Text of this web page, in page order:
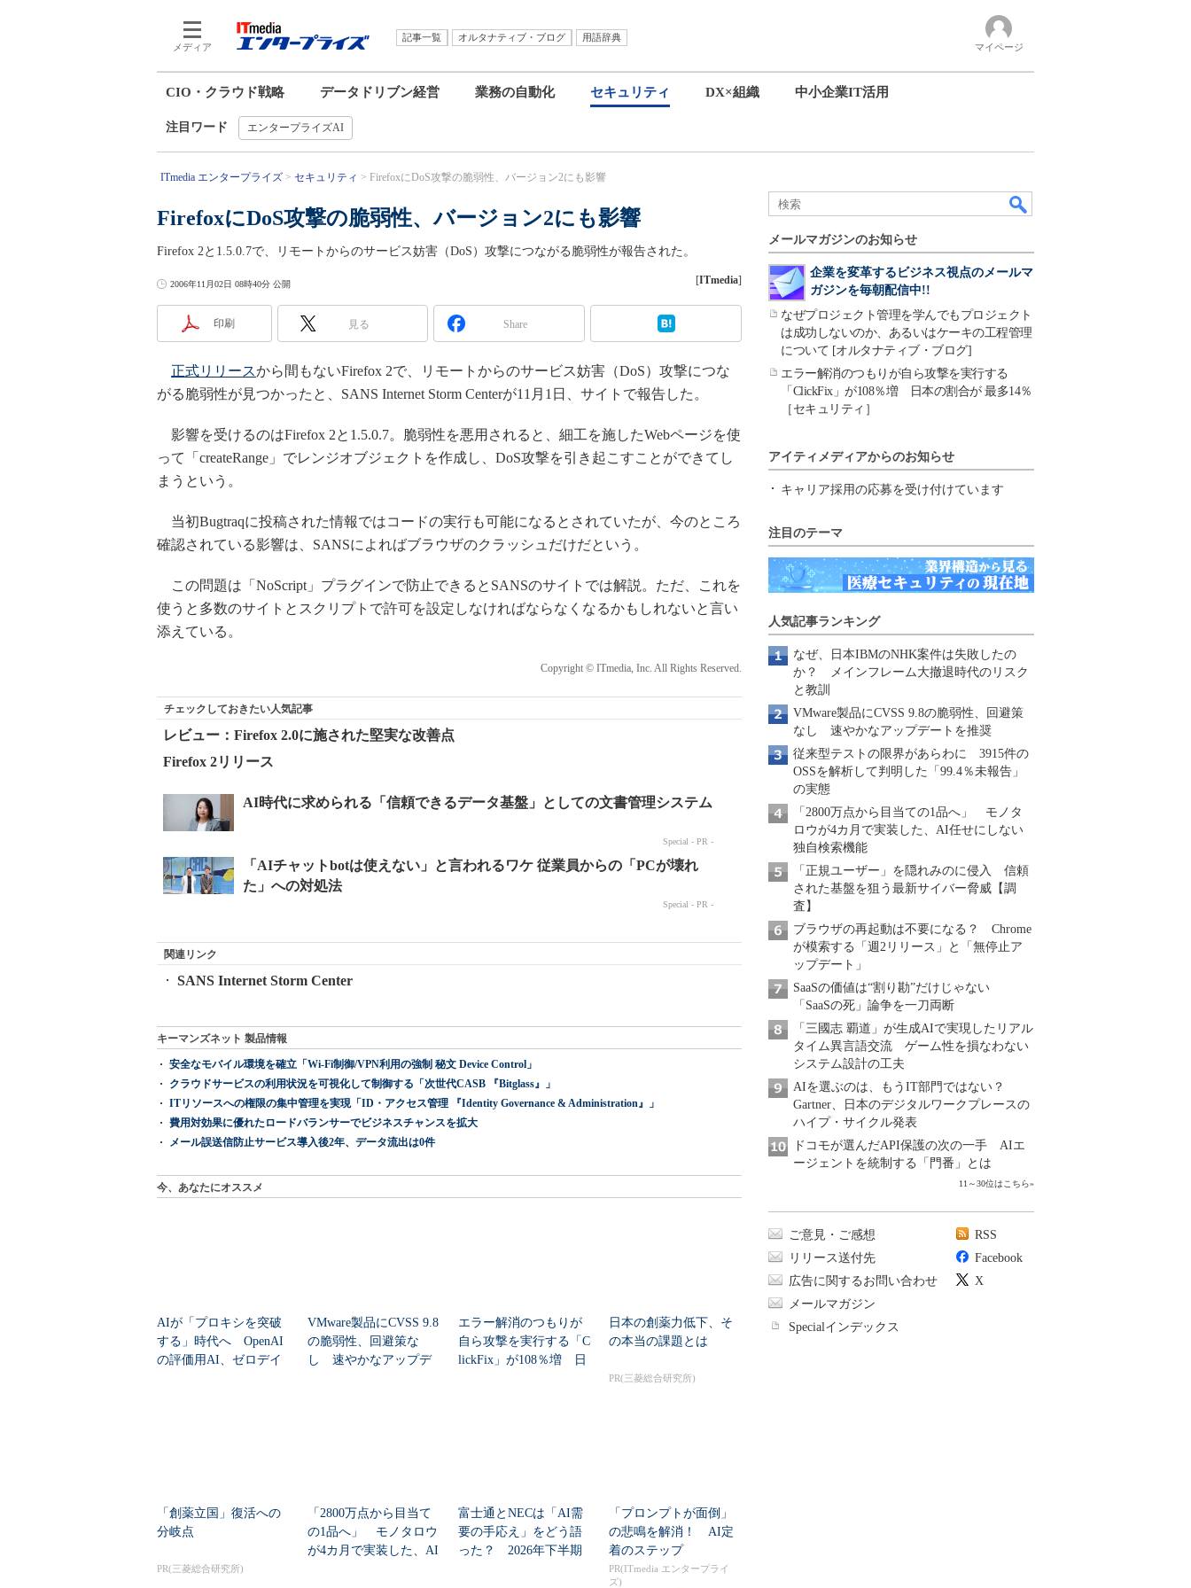
メディア
記事一覧 オルタナティブ・ブログ
用語辞典
マイページ
CIO・クラウド戦略 データドリブン経営 業務の自動化 セキュリティ DX×組織 中小企業IT活用
注目ワード エンタープライズAI
ITmedia エンタープライズ セキュリティ FirefoxにDoS攻撃の脆弱性、バージョン2にも影響
FirefoxにDoS攻撃の脆弱性、バージョン2にも影響
Firefox 2と1.5.0.7で、リモートからのサービス妨害（DoS）攻撃につながる脆弱性が報告された。
2006年11月02日 08時40分 公開 [ITmedia]
印刷 見る Share
正式リリースから間もないFirefox 2で、リモートからのサービス妨害（DoS）攻撃につな
がる脆弱性が見つかったと、SANS Internet Storm Centerが11月1日、サイトで報告した。
影響を受けるのはFirefox 2と1.5.0.7。脆弱性を悪用されると、細工を施したWebページを使
って「createRange」でレンジオブジェクトを作成し、DoS攻撃を引き起こすことができてし
まうという。
当初Bugtraqに投稿された情報ではコードの実行も可能になるとされていたが、今のところ
確認されている影響は、SANSによればブラウザのクラッシュだけだという。
この問題は「NoScript」プラグインで防止できるとSANSのサイトでは解説。ただ、これを
使うと多数のサイトとスクリプトで許可を設定しなければならなくなるかもしれないと言い
添えている。
Copyright © ITmedia, Inc. All Rights Reserved.
チェックしておきたい人気記事
レビュー：Firefox 2.0に施された堅実な改善点
Firefox 2リリース
関連リンク
SANS Internet Storm Center
キーマンズネット 製品情報
安全なモバイル環境を確立「Wi-Fi制御/VPN利用の強制 秘文 Device Control」
クラウドサービスの利用状況を可視化して制御する「次世代CASB 『Bitglass』」
ITリソースへの権限の集中管理を実現「ID・アクセス管理 『Identity Governance & Administration』」
費用対効果に優れたロードバランサーでビジネスチャンスを拡大
メール誤送信防止サービス導入後2年、データ流出は0件
今、あなたにオススメ
AIが「プロキシを突破
する」時代へ OpenAI
の評価用AI、ゼロデイ
VMware製品にCVSS 9.8
の脆弱性、回避策な
し 速やかなアップデ
エラー解消のつもりが
自ら攻撃を実行する「C
lickFix」が108％増 日
日本の創薬力低下、そ
の本当の課題とは
PR(三菱総合研究所)
「創薬立国」復活への
分岐点
PR(三菱総合研究所)
「2800万点から目当て
の1品へ」 モノタロウ
が4カ月で実装した、AI
富士通とNECは「AI需
要の手応え」をどう語
った？ 2026年下半期
「プロンプトが面倒」
の悲鳴を解消！ AI定
着のステップ
PR(ITmedia エンタープライ
ズ)
メールマガジンのお知らせ
企業を変革するビジネス視点のメールマ
ガジンを毎朝配信中!!
なぜプロジェクト管理を学んでもプロジェクト
は成功しないのか、あるいはケーキの工程管理
について [オルタナティブ・ブログ]
エラー解消のつもりが自ら攻撃を実行する
「ClickFix」が108％増 日本の割合が 最多14％
［セキュリティ］
アイティメディアからのお知らせ
キャリア採用の応募を受け付けています
注目のテーマ
人気記事ランキング
なぜ、日本IBMのNHK案件は失敗したの
か？ メインフレーム大撤退時代のリスク
と教訓
VMware製品にCVSS 9.8の脆弱性、回避策
なし 速やかなアップデートを推奨
従来型テストの限界があらわに 3915件の
OSSを解析して判明した「99.4％未報告」
の実態
「2800万点から目当ての1品へ」 モノタ
ロウが4カ月で実装した、AI任せにしない
独自検索機能
「正規ユーザー」を隠れみのに侵入 信頼
された基盤を狙う最新サイバー脅威【調
査】
ブラウザの再起動は不要になる？ Chrome
が模索する「週2リリース」と「無停止ア
ップデート」
SaaSの価値は“割り勘”だけじゃない
「SaaSの死」論争を一刀両断
「三國志 覇道」が生成AIで実現したリアル
タイム異言語交流 ゲーム性を損なわない
システム設計の工夫
AIを選ぶのは、もうIT部門ではない？
Gartner、日本のデジタルワークプレースの
ハイプ・サイクル発表
ドコモが選んだAPI保護の次の一手 AIエ
ージェントを統制する「門番」とは
11～30位はこちら»
ご意見・ご感想
リリース送付先
広告に関するお問い合わせ
メールマガジン
Specialインデックス
RSS
Facebook
X